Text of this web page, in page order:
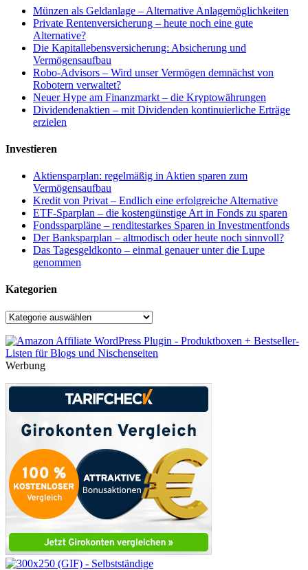
Münzen als Geldanlage – Alternative Anlagemöglichkeiten
Private Rentenversicherung – heute noch eine gute
Alternative?
Die Kapitallebensversicherung: Absicherung und
Vermögensaufbau
Robo-Advisors – Wird unser Vermögen demnächst von
Robotern verwaltet?
Neuer Hype am Finanzmarkt – die Kryptowährungen
Dividendenaktien – mit Dividenden kontinuierliche Erträge
erzielen
Investieren
Aktiensparplan: regelmäßig in Aktien sparen zum
Vermögensaufbau
Kredit von Privat – Endlich eine erfolgreiche Alternative
ETF-Sparplan – die kostengünstige Art in Fonds zu sparen
Fondssparpläne – renditestarkes Sparen in Investmentfonds
Der Banksparplan – altmodisch oder heute noch sinnvoll?
Das Tagesgeldkonto – einmal genauer unter die Lupe
genommen
Kategorien
Kategorien
Werbung